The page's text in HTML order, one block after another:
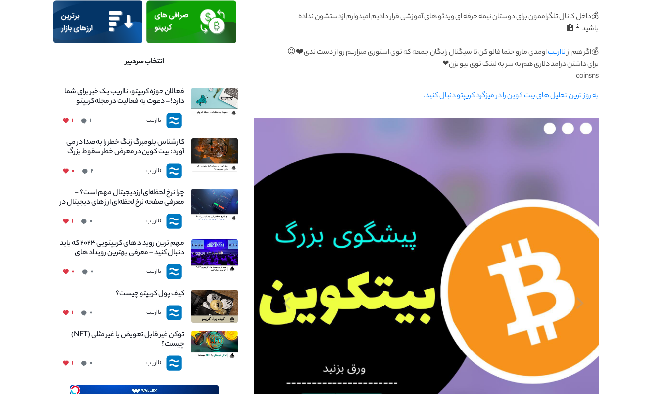
💰داخل کانال تلگراممون برای دوستان نیمه حرفه ای ویدئو های آموزشی قرار دادیم امیدوارم ازدستشون نداده
باشید👩‍🏫
💰اگر هم ازنااریباومدی مارو حتما فالو کن تا سیگنال رایگان جمعه که توی استوری میزاریم رو از دست ندی❤️😉
برای داشتن درامد دلاری هم یه سر به لینک توی بیو بزن❤
coinsns
به روز ترین تحلیل های بیت کوین را در میزگرد کریپتو دنبال کنید.
انتخاب سردبیر
فعالان حوزه کریپتو، نااریب یک خبر برای شما
دارد! – دعوت به فعالیت در مجله کریپتو
نااریب ۱ ۱
کارشناس بلومبرگ زنگ خطر را به صدا در می
آورد: بیت کوین در معرض خطر سقوط بزرگ
است - دلیل آن چیست؟
نااریب ۲ ۰
چرا نرخ لحظه‌ای ارزدیجیتال مهم است؟ -
معرفی صفحه نرخ لحظه‌ای ارز های دیجیتال در
نااریب
نااریب ۰ ۱
مهم ترین رویداد های کریپتویی ۲۰۲۳ که باید
دنبال کنید – معرفی بهترین رویداد های
جهانی
نااریب ۰ ۰
کیف پول کریپتو چیست؟
نااریب ۰ ۱
توکن غیر قابل تعویض یا غیر مثلی (NFT)
چیست؟
نااریب ۰ ۱